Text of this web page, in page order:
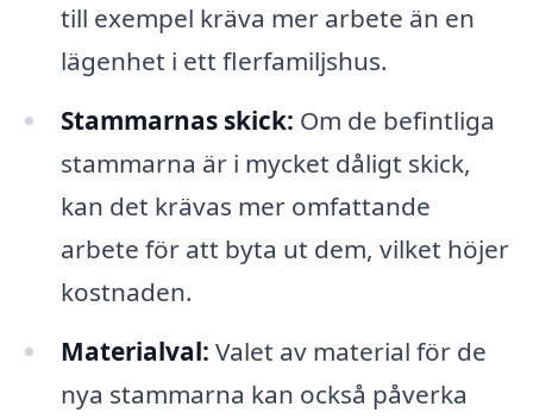
till exempel kräva mer arbete än en
lägenhet i ett flerfamiljshus.
Stammarnas skick: Om de befintliga
stammarna är i mycket dåligt skick,
kan det krävas mer omfattande
arbete för att byta ut dem, vilket höjer
kostnaden.
Materialval: Valet av material för de
nya stammarna kan också påverka